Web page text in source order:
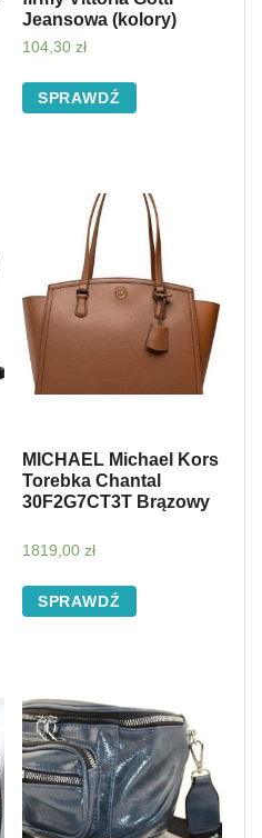
Jeansowa (kolory)
104,30 zł
SPRAWDŹ
MICHAEL Michael Kors
Torebka Chantal
30F2G7CT3T Brązowy
1819,00 zł
SPRAWDŹ